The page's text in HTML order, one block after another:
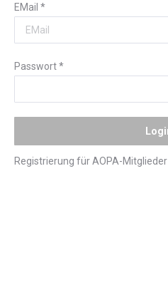
EMail *
Passwort*
Registrierung für AOPA-Mitglieder